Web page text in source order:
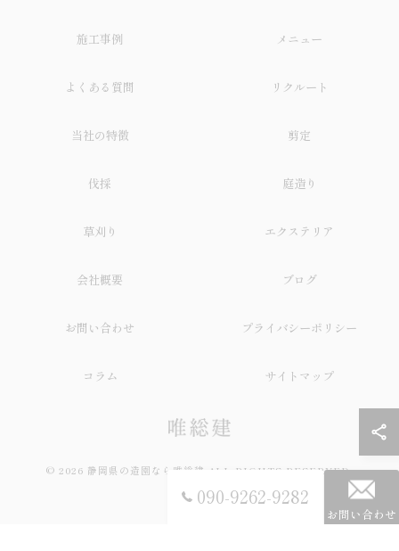
090-9262-9282
お問い合わせ
施工事例 メニュー
よくある質問 リクルート
当社の特徴 剪定
伐採 庭造り
草刈り エクステリア
会社概要 ブログ
お問い合わせ プライバシーポリシー
コラム サイトマップ
© 2026 静岡県の造園なら唯総建 ALL RIGHTS RESERVED.